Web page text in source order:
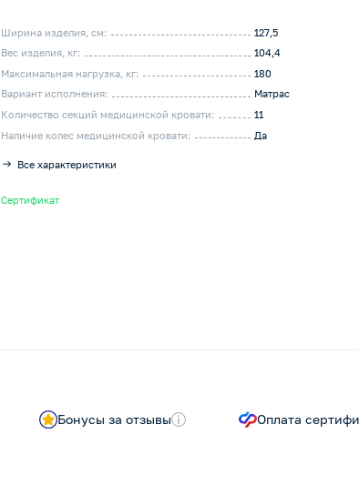
Ширина изделия, см:
127,5
Вес изделия, кг:
104,4
Максимальная нагрузка, кг:
180
Вариант исполнения:
Матрас
Количество секций медицинской кровати:
11
Наличие колес медицинской кровати:
Да
Все характеристики
Сертификат
Бонусы за отзывы i Оплата